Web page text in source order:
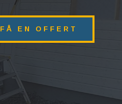
FÅ EN OFFERT